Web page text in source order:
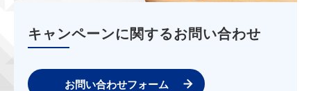
キャンペーンに関するお問い合わせ
お問い合わせフォーム